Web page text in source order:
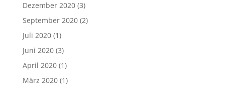
Dezember 2020(3)
September 2020(2)
Juli 2020(1)
Juni 2020(3)
April 2020(1)
März 2020(1)